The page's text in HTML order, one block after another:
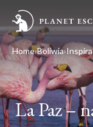
Home Boliwia
La Paz –